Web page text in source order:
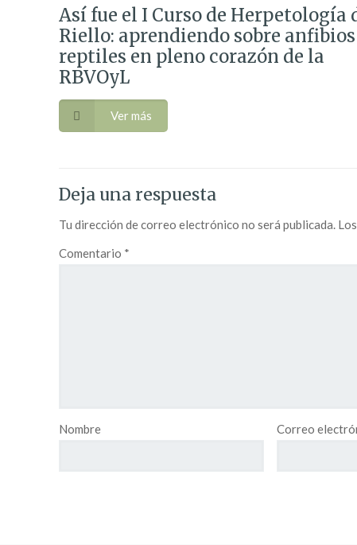
Así fue el I Curso de Herpetología
Riello: aprendiendo sobre
reptiles en pleno corazón de la
RBVOyL
Ver más
Deja una respuesta
Tu dirección de correo electrónico no será publicada.
Comentario *
Nombre Correo